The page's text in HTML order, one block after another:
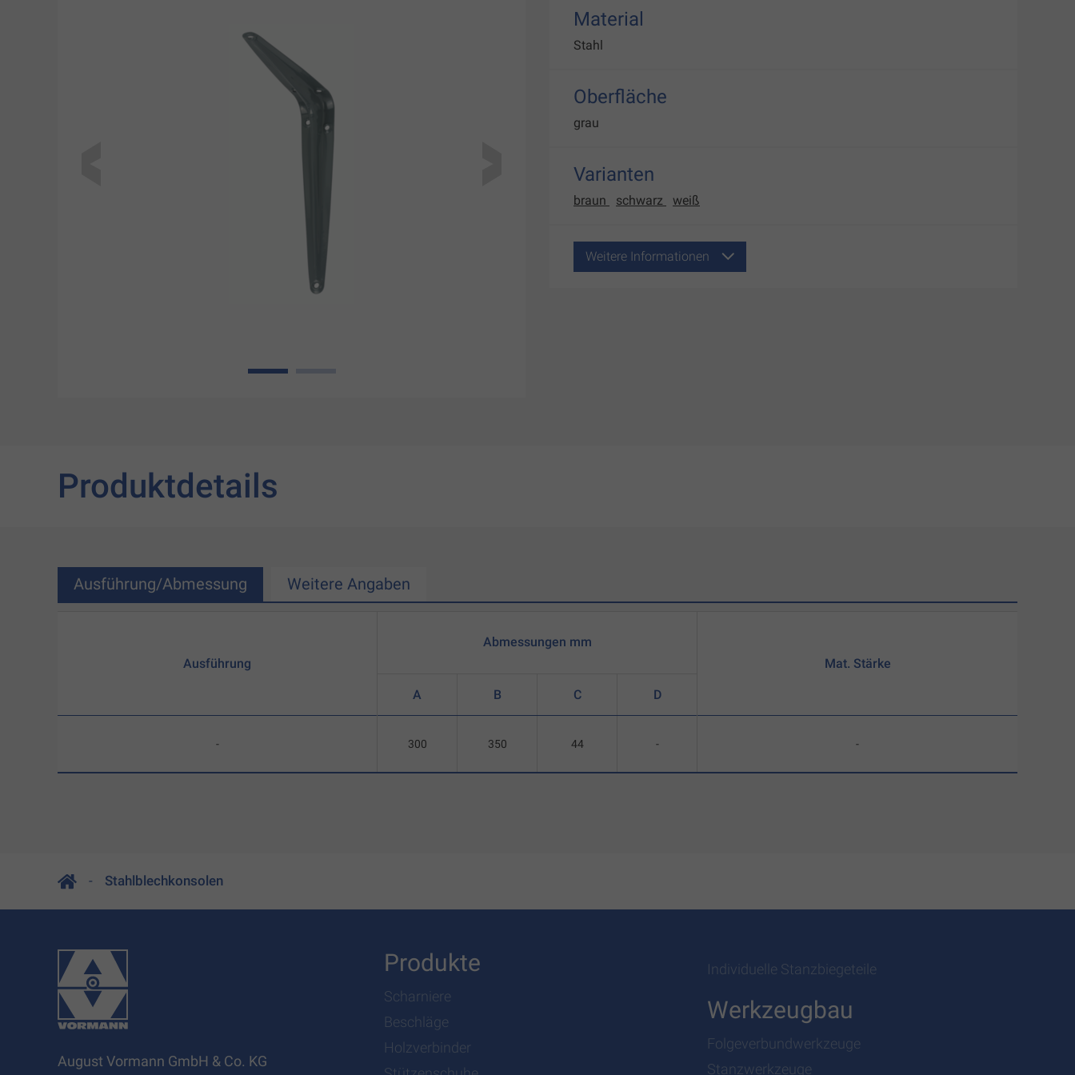
1
Material
Stahl
Oberfläche
grau
Varianten
braun schwarz weiß
Weitere Informationen
Produktdetails
Ausführung/Abmessung Weitere Angaben
Ausführung
-
Abmessungen mm
A B C D
300 350 44 -
Mat. Stärke
-
Stahlblechkonsolen
August Vormann GmbH & Co. KG
Produkte
Scharniere
Beschläge
Holzverbinder
Individuelle Stanzbiegeteile
Werkzeugbau
Folgeverbundwerkzeuge
Stanzwerkzeuge